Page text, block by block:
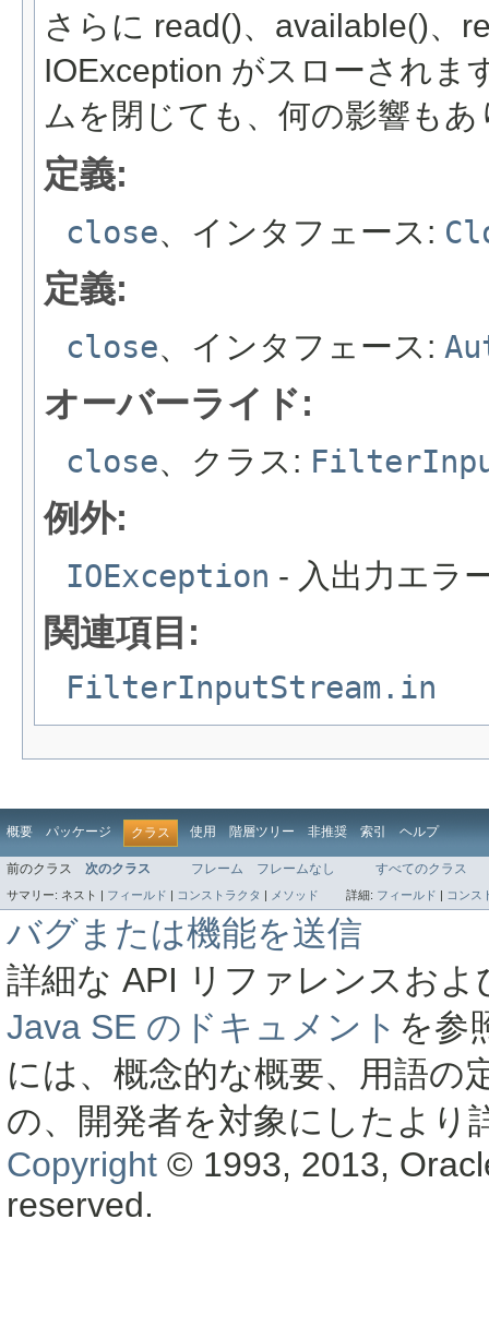
さらに read()、available()、
IOException がスローされま
ムを閉じても、何の影響も
定義:
close、インタフェース:
定義:
close、インタフェース:
オーバーライド:
close、クラス:
例外:
IOException - 入出力エラ
関連項目:
FilterInputStream.in
概要 パッケージ クラス 使用 階層ツリー 非推奨 索引 ヘルプ
前のクラス 次のクラス フレーム フレームなし すべてのクラス
サマリー: ネスト | フィールド | コンストラクタ | メソッド 詳細: フィールド | コンス
バグまたは機能を送信
詳細な API リファレンスお
Java SE のドキュメント を参
には、概念的な概要、用語の
の、開発者を対象にしたより
Copyright © 1993, 2013,
reserved.